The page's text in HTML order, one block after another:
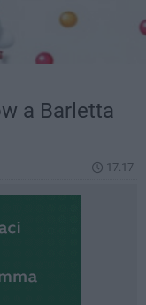
a Barletta
17.17